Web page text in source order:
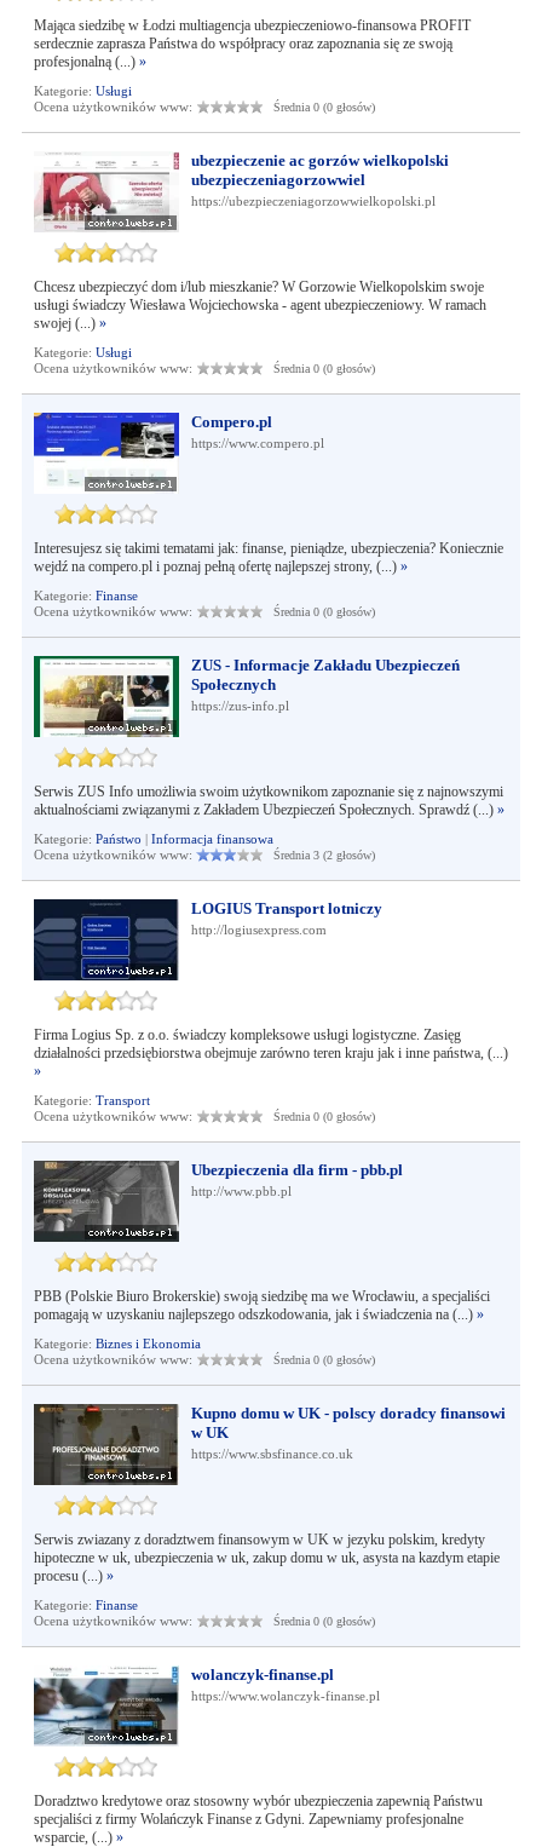
Mająca siedzibę w Łodzi multiagencja ubezpieczeniowo-finansowa PROFIT
serdecznie zaprasza Państwa do współpracy oraz zapoznania się ze swoją
profesjonalną (...) »
Kategorie: Usługi
Ocena użytkowników www:
Średnia 0 (0 głosów)
ubezpieczenie ac gorzów wielkopolski
ubezpieczeniagorzowwiel
https://ubezpieczeniagorzowwielkopolski.pl
Chcesz ubezpieczyć dom i/lub mieszkanie? W Gorzowie Wielkopolskim swoje
usługi świadczy Wiesława Wojciechowska - agent ubezpieczeniowy. W ramach
swojej (...) »
Kategorie: Usługi
Ocena użytkowników www:
Średnia 0 (0 głosów)
Compero.pl
https://www.compero.pl
Interesujesz się takimi tematami jak: finanse, pieniądze, ubezpieczenia? Koniecznie
wejdź na compero.pl i poznaj pełną ofertę najlepszej strony, (...) »
Kategorie: Finanse
Ocena użytkowników www:
Średnia 0 (0 głosów)
ZUS - Informacje Zakładu Ubezpieczeń
Społecznych
https://zus-info.pl
Serwis ZUS Info umożliwia swoim użytkownikom zapoznanie się z najnowszymi
aktualnościami związanymi z Zakładem Ubezpieczeń Społecznych. Sprawdź (...) »
Kategorie: Państwo | Informacja finansowa
Ocena użytkowników www:
Średnia 3 (2 głosów)
LOGIUS Transport lotniczy
http://logiusexpress.com
Firma Logius Sp. z o.o. świadczy kompleksowe usługi logistyczne. Zasięg
działalności przedsiębiorstwa obejmuje zarówno teren kraju jak i inne państwa, (...)
»
Kategorie: Transport
Ocena użytkowników www:
Średnia 0 (0 głosów)
Ubezpieczenia dla firm - pbb.pl
http://www.pbb.pl
PBB (Polskie Biuro Brokerskie) swoją siedzibę ma we Wrocławiu, a specjaliści
pomagają w uzyskaniu najlepszego odszkodowania, jak i świadczenia na (...) »
Kategorie: Biznes i Ekonomia
Ocena użytkowników www:
Średnia 0 (0 głosów)
Kupno domu w UK - polscy doradcy finansowi
w UK
https://www.sbsfinance.co.uk
Serwis zwiazany z doradztwem finansowym w UK w jezyku polskim, kredyty
hipoteczne w uk, ubezpieczenia w uk, zakup domu w uk, asysta na kazdym etapie
procesu (...) »
Kategorie: Finanse
Ocena użytkowników www:
Średnia 0 (0 głosów)
wolanczyk-finanse.pl
https://www.wolanczyk-finanse.pl
Doradztwo kredytowe oraz stosowny wybór ubezpieczenia zapewnią Państwu
specjaliści z firmy Wolańczyk Finanse z Gdyni. Zapewniamy profesjonalne
wsparcie, (...) »